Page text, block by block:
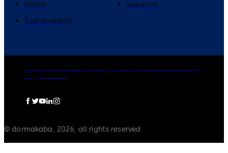
Media
Investors
Sustainability
© dormakaba, 2026, all rights reserved